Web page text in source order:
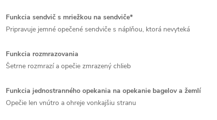
Funkcia sendvič s mriežkou na sendviče*
Pripravuje jemné opečené sendviče s náplňou, ktorá nevyteká
Funkcia rozmrazovania
Šetrne rozmrazí a opečie zmrazený chlieb
Funkcia jednostranného opekania na opekanie bagelov a žemlí
Opečie len vnútro a ohreje vonkajšiu stranu